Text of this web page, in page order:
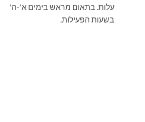
עלות. בתאום מראש בימים א'-ה'
בשעות הפעילות.